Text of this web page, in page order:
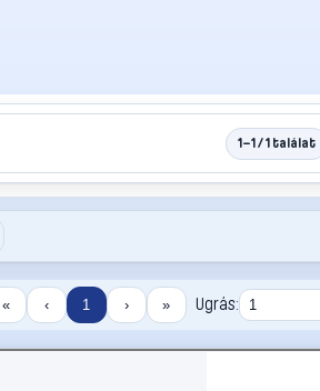
1–1 / 1 találat
« ‹ 1 › » Ugrás: